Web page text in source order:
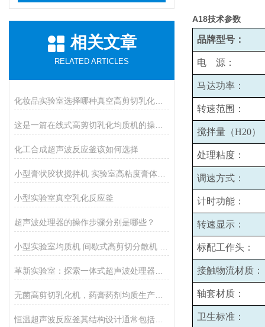
相关文章
RELATED ARTICLES
化工合成超声波反应釜该如何选择
小型实验室真空乳化反应釜
超声波处理器的操作步骤分别是哪些？
A18技术参数
品牌型号：
电 源：
马达功率：
转速范围：
搅拌量（H20）
处理粘度：
调速方式：
计时功能：
转速显示：
标配工作头：
接触物流材质：
轴套材质：
卫生标准：